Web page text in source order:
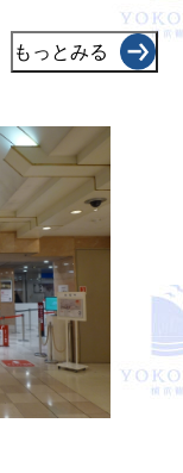
もっとみる